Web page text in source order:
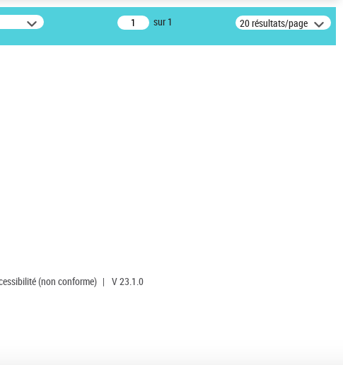
sur 1 20 résultats/page
(non conforme) | V 23.1.0